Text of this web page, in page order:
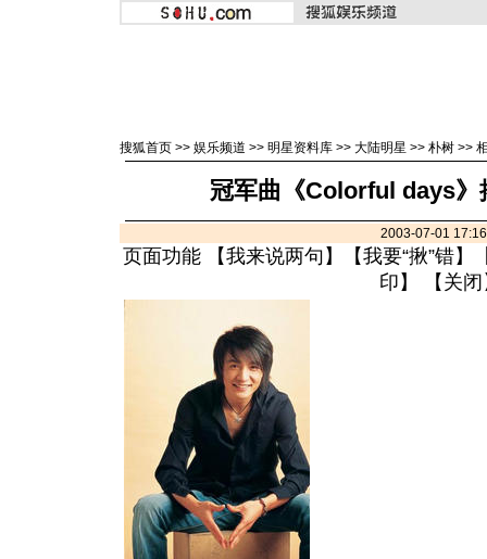
搜狐首页 >> 娱乐频道 >> 明星资料库 >> 大陆明星 >> 朴树 >>
冠军曲《Colorful days》
2003-07-01
页面功能 【我来说两句 】【我要“揪”错】
印 】 【 关闭